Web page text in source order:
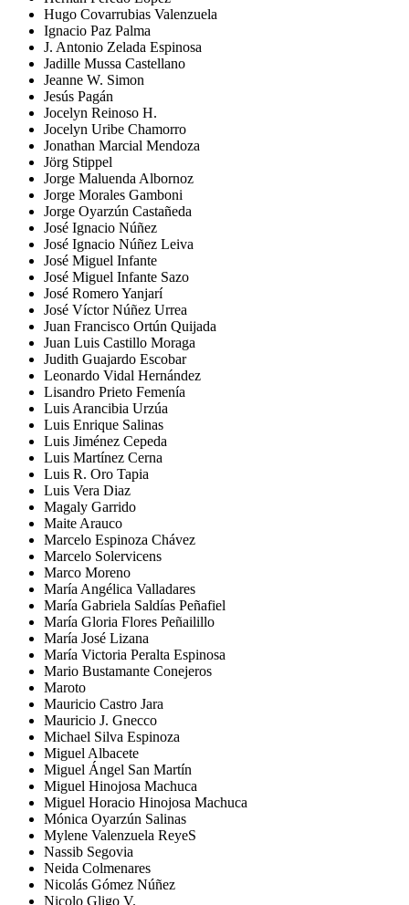
Hugo Covarrubias Valenzuela
Ignacio Paz Palma
J. Antonio Zelada Espinosa
Jadille Mussa Castellano
Jeanne W. Simon
Jesús Pagán
Jocelyn Reinoso H.
Jocelyn Uribe Chamorro
Jonathan Marcial Mendoza
Jörg Stippel
Jorge Maluenda Albornoz
Jorge Morales Gamboni
Jorge Oyarzún Castañeda
José Ignacio Núñez
José Ignacio Núñez Leiva
José Miguel Infante
José Miguel Infante Sazo
José Romero Yanjarí
José Víctor Núñez Urrea
Juan Francisco Ortún Quijada
Juan Luis Castillo Moraga
Judith Guajardo Escobar
Leonardo Vidal Hernández
Lisandro Prieto Femenía
Luis Arancibia Urzúa
Luis Enrique Salinas
Luis Jiménez Cepeda
Luis Martínez Cerna
Luis R. Oro Tapia
Luis Vera Diaz
Magaly Garrido
Maite Arauco
Marcelo Espinoza Chávez
Marcelo Solervicens
Marco Moreno
María Angélica Valladares
María Gabriela Saldías Peñafiel
María Gloria Flores Peñailillo
María José Lizana
María Victoria Peralta Espinosa
Mario Bustamante Conejeros
Maroto
Mauricio Castro Jara
Mauricio J. Gnecco
Michael Silva Espinoza
Miguel Albacete
Miguel Ángel San Martín
Miguel Hinojosa Machuca
Miguel Horacio Hinojosa Machuca
Mónica Oyarzún Salinas
Mylene Valenzuela ReyeS
Nassib Segovia
Neida Colmenares
Nicolás Gómez Núñez
Nicolo Gligo V.